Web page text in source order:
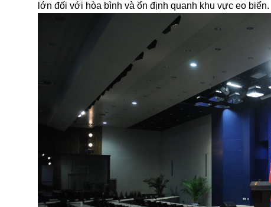
lớn đối với hòa bình và ổn định quanh khu vực eo biển.